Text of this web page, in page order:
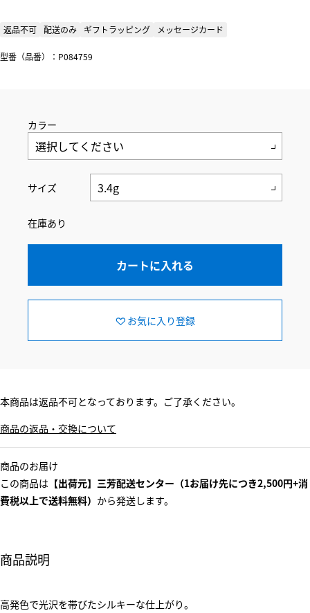
返品不可 配送のみ ギフトラッピング メッセージカード
型番（品番）：P084759
カラー
サイズ
在庫あり
カートに入れる
お気に入り登録
本商品は返品不可となっております。ご了承ください。
商品の返品・交換について
商品のお届け
この商品は 【出荷元】三芳配送センター（1お届け先につき2,500円+消
費税以上で送料無料） から発送します。
商品説明
高発色で光沢を帯びたシルキーな仕上がり。